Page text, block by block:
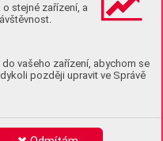
stejné zařízení, a
vašeho zařízení, abychom se
později upravit ve Správě